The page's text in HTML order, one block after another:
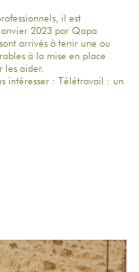
il est
2023 par Qapa
arrivés à tenir une ou
à la mise en place
les aider.
intéresser : Télétravail : un